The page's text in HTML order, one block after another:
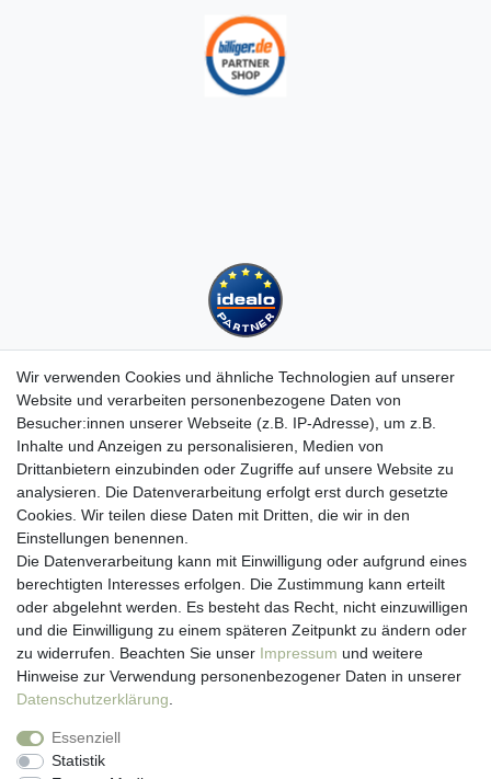
Kundenservice
Hotline: 07452 - 847 162 0
Kontakt
Anmelden
Registrieren
Newsletter
Versand & Lieferung
Zahlungsarten
viasalutis
Mehr zu viasalutis
Beratungscenter Haut
News
Beliebte Produkte (Top 20)
Wir verwenden Cookies und ähnliche Technologien auf unserer
Website und verarbeiten personenbezogene Daten von
Besucher:innen unserer Webseite (z.B. IP-Adresse), um z.B.
Inhalte und Anzeigen zu personalisieren, Medien von
Drittanbietern einzubinden oder Zugriffe auf unsere Website zu
analysieren. Die Datenverarbeitung erfolgt erst durch gesetzte
Cookies. Wir teilen diese Daten mit Dritten, die wir in den
Einstellungen benennen.
Die Datenverarbeitung kann mit Einwilligung oder aufgrund eines
berechtigten Interesses erfolgen. Die Zustimmung kann erteilt
oder abgelehnt werden. Es besteht das Recht, nicht einzuwilligen
und die Einwilligung zu einem späteren Zeitpunkt zu ändern oder
zu widerrufen. Beachten Sie unser Impressum und weitere
Hinweise zur Verwendung personenbezogener Daten in unserer
Daten­schutz­erklärung
Essenziell
Statistik